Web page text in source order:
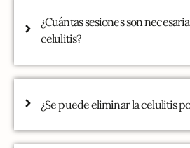
¿Cuántas sesiones son
celulitis?
¿Se puede eliminar la celulitis